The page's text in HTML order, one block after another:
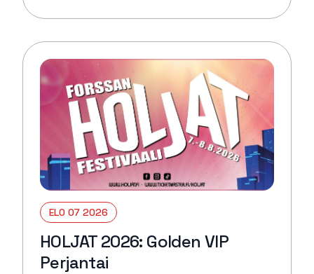
Lue lisää tapahtumasta HOLJAT 2026: Silver VIP
ELO 07 2026
HOLJAT 2026: Golden VIP
Perjantai